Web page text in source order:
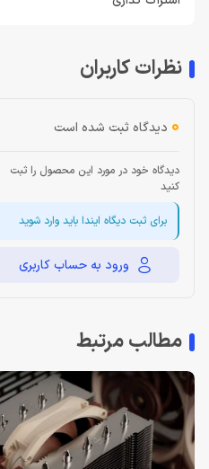
نظرات کاربران
0 دیدگاه ثبت شده است
دیدگاه خود در مورد این محصول را ثبت
کنید
برای ثبت دیگاه ایندا باید وارد شوید
ورود به حساب کاربری
مطالب مرتبط